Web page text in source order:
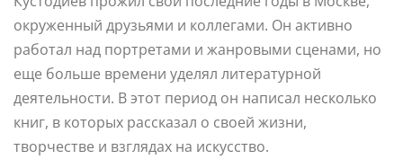
окруженный друзьями и коллегами. Он активно
работал над портретами и жанровыми сценами, но
еще больше времени уделял литературной
деятельности. В этот период он написал несколько
книг, в которых рассказал о своей жизни,
творчестве и взглядах на искусство.